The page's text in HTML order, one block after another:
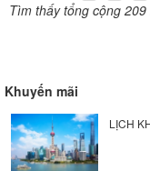
Tìm thấy tổng cộng
Khuyến mãi
LỊCH